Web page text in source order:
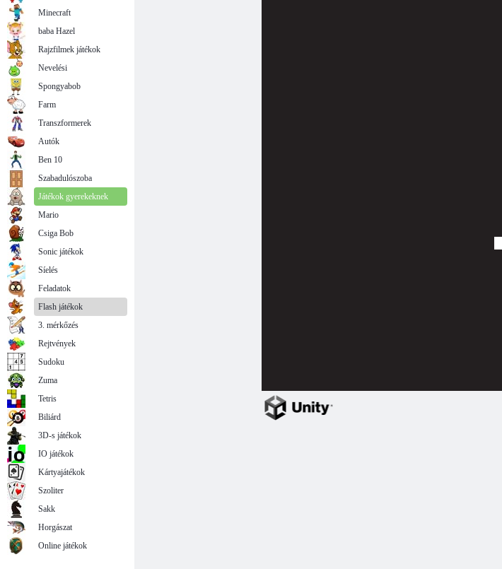
Minecraft
baba Hazel
Rajzfilmek játékok
Nevelési
Spongyabob
Farm
Transzformerek
Autók
Ben 10
Szabadulószoba
Játékok gyerekeknek
Mario
Csiga Bob
Sonic játékok
Síelés
Feladatok
Flash játékok
3. mérkőzés
Rejtvények
Sudoku
Zuma
Tetris
Biliárd
3D-s játékok
IO játékok
Kártyajátékok
Szoliter
Sakk
Horgászat
Online játékok